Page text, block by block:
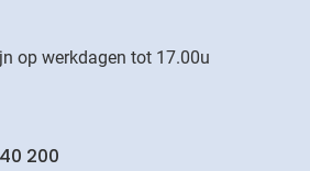
op werkdagen tot 17.00u
200